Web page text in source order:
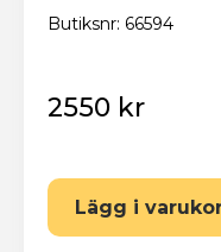
Butiksnr: 66594
2550 kr
Lägg i